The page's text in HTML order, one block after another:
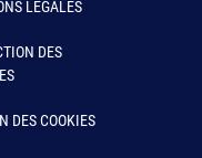
LÉGALES
DES
DES COOKIES